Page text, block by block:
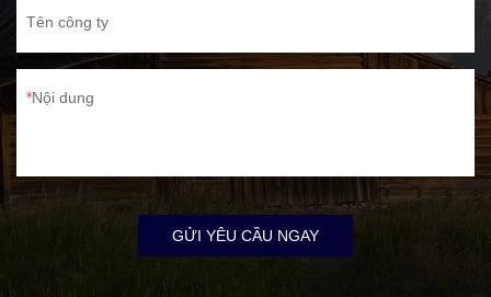
Tên công ty
Nội dung
GỬI YÊU CẦU NGAY